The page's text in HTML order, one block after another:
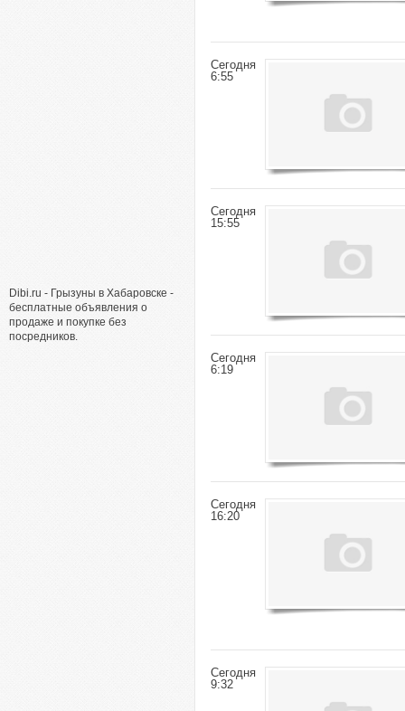
Dibi.ru - Грызуны в Хабаровске -
бесплатные объявления о
продаже и покупке без
посредников.
Сегодня
6:55
Сегодня
15:55
Сегодня
6:19
Сегодня
16:20
Сегодня
9:32